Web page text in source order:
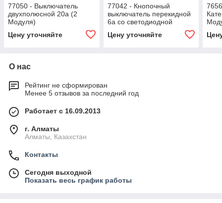
77050 - Выключатель
двухполюсной 20a (2
Модуля)
Цену уточняйте
77042 - Кнопочный
выключатель перекидной
6a со светодиодной
Цену уточняйте
О нас
Рейтинг не сформирован
Менее 5 отзывов за последний год
Работает с 16.09.2013
г. Алматы
Алматы, Казахстан
Контакты
Сегодня выходной
Показать весь график работы